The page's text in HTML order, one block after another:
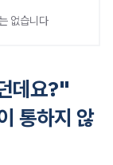
없습니다
데요?"
통하지 않